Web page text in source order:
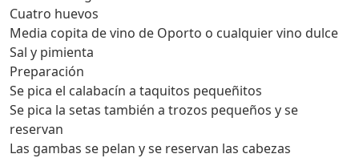
Cuatro huevos
Media copita de vino de Oporto o cualquier vino dulce
Sal y pimienta
Preparación
Se pica el calabacín a taquitos pequeñitos
Se pica la setas también a trozos pequeños y se
reservan
Las gambas se pelan y se reservan las cabezas